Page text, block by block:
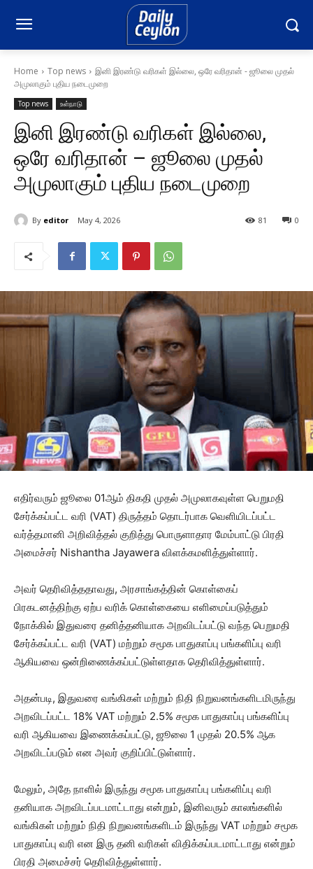
Home Top news
இனி இரண்டு வரிகள் இல்லை, ஒரே வரிதான் - ஜூலை முதல்
அமுலாகும் புதிய நடைமுறை
Top news உள்நாடு
இனி இரண்டு வரிகள் இல்லை,
ஒரே வரிதான் – ஜூலை முதல்
அமுலாகும் புதிய நடைமுறை
By editor May 4, 2026 0
81
எதிர்வரும் ஜூலை 01ஆம் திகதி முதல் அமுலாகவுள்ள பெறுமதி
சேர்க்கப்பட்ட வரி (VAT) திருத்தம் தொடர்பாக வெளியிடப்பட்ட
வர்த்தமானி அறிவித்தல் குறித்து பொருளாதார மேம்பாட்டு பிரதி
அமைச்சர் Nishantha Jayawera விளக்கமளித்துள்ளார்.
அவர் தெரிவித்ததாவது, அரசாங்கத்தின் கொள்கைப்
பிரகடனத்திற்கு ஏற்ப வரிக் கொள்கையை எளிமைப்படுத்தும்
நோக்கில் இதுவரை தனித்தனியாக அறவிடப்பட்டு வந்த பெறுமதி
சேர்க்கப்பட்ட வரி (VAT) மற்றும் சமூக பாதுகாப்பு பங்களிப்பு வரி
ஆகியவை ஒன்றிணைக்கப்பட்டுள்ளதாக தெரிவித்துள்ளார்.
அதன்படி, இதுவரை வங்கிகள் மற்றும் நிதி நிறுவனங்களிடமிருந்து
அறவிடப்பட்ட 18% VAT மற்றும் 2.5% சமூக பாதுகாப்பு பங்களிப்பு
வரி ஆகியவை இணைக்கப்பட்டு, ஜூலை 1 முதல் 20.5% ஆக
அறவிடப்படும் என அவர் குறிப்பிட்டுள்ளார்.
மேலும், அதே நாளில் இருந்து சமூக பாதுகாப்பு பங்களிப்பு வரி
தனியாக அறவிடப்படமாட்டாது என்றும், இனிவரும் காலங்களில்
வங்கிகள் மற்றும் நிதி நிறுவனங்களிடம் இருந்து VAT மற்றும் சமூக
பாதுகாப்பு வரி என இரு தனி வரிகள் விதிக்கப்படமாட்டாது என்றும்
பிரதி அமைச்சர் தெரிவித்துள்ளார்.